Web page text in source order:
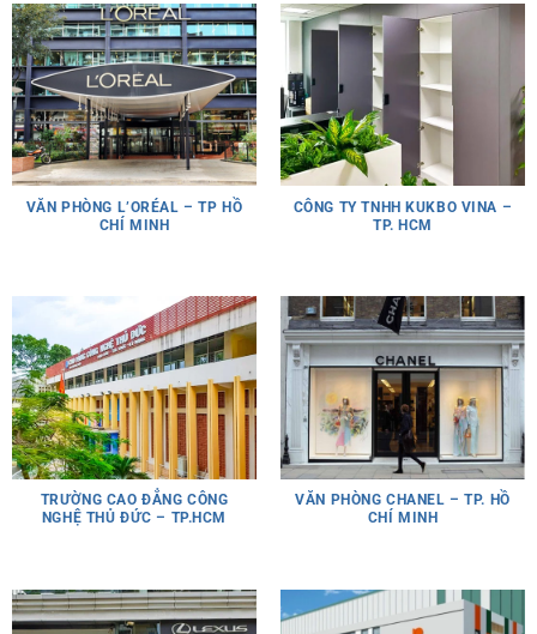
VĂN PHÒNG L’ORÉAL – TP HỒ
CHÍ MINH
CÔNG TY TNHH KUKBO VINA –
TP. HCM
TRƯỜNG CAO ĐẲNG CÔNG
NGHỆ THỦ ĐỨC – TP.HCM
VĂN PHÒNG CHANEL – TP. HỒ
CHÍ MINH